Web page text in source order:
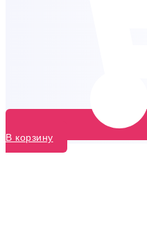
В корзину